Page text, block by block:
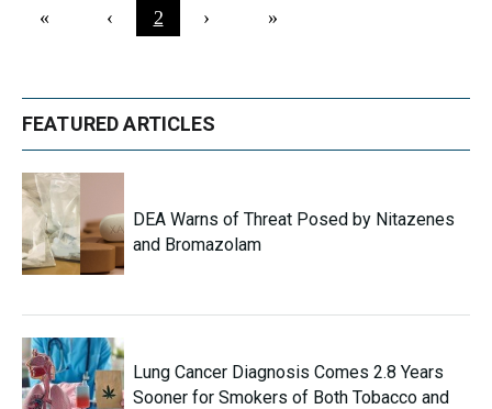
Pagination
First page
« Previous page
‹ Current page
2 Next page
› Last page
»
FEATURED ARTICLES
DEA Warns of Threat Posed by Nitazenes
and Bromazolam
Lung Cancer Diagnosis Comes 2.8 Years
Sooner for Smokers of Both Tobacco and